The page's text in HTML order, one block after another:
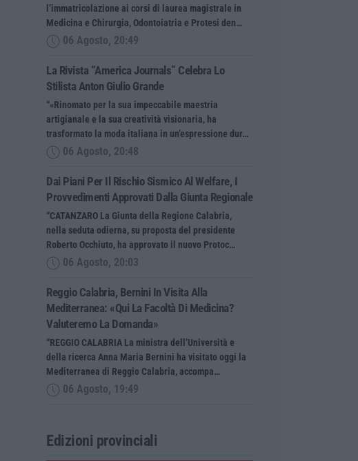
l’immatricolazione ai corsi di laurea magistrale in
Medicina e Chirurgia, Odontoiatria e Protesi den…
06 Agosto, 20:49
La Rivista “America Journals” Celebra Lo
Stilista Anton Giulio Grande
“«Rinomato per la sua impeccabile maestria
artigianale e la sua creatività visionaria, ha
trasformato la moda italiana in un’espressione dur…
06 Agosto, 20:48
Dai Piani Per Il Rischio Sismico Al Welfare, I
Provvedimenti Approvati Dalla Giunta Regionale
“CATANZARO La Giunta della Regione Calabria,
nella seduta odierna, su proposta del presidente
Roberto Occhiuto, ha approvato il nuovo Protoc…
06 Agosto, 20:03
Reggio Calabria, Bernini In Visita Alla
Mediterranea: «Qui La Facoltà Di Medicina?
Valuteremo La Domanda»
“REGGIO CALABRIA La ministra dell’Università e
della ricerca Anna Maria Bernini ha visitato oggi la
Mediterranea di Reggio Calabria, accompa…
06 Agosto, 19:49
Edizioni provinciali